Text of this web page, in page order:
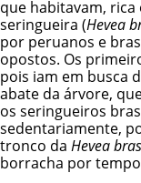
que habitavam, rica
seringueira (Hevea
por peruanos e
opostos. Os
pois iam em busca
abate da árvore,
os seringueiros
sedentariamente,
tronco da Hevea
borracha por